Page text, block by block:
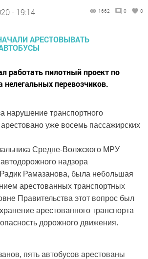
- 19:14 1662 0 0
работать пилотный проект по
нелегальных перевозчиков.
нарушение транспортного
арестовано уже восемь пассажирских
Средне-Волжского МРУ
надзора
Рамазанова, была небольшая
арестованных транспортных
Правительства этот вопрос был
арестованного транспорта
дорожного движения.
пять автобусов арестованы